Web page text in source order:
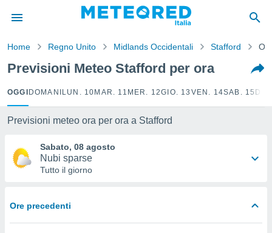
di
per
le
le
Home Regno Unito Midlands Occidentali Stafford
Previsioni Meteo Stafford per ora
OGGI DOMANI LUN. 10 MAR. 11 MER. 12GIO. 13 VEN. 14SAB. 15
Previsioni meteo ora per ora a Stafford
Sabato, 08 agosto
Nubi sparse
Tutto il giorno
Ore precedenti